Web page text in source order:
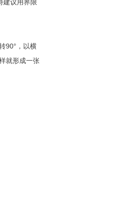
建议用界限
90°，以横
就形成一张